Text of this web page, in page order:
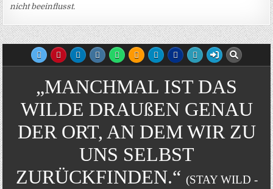
nicht beeinflusst.
„MANCHMAL IST DAS
WILDE DRAUßEN GENAU
DER ORT, AN DEM WIR ZU
UNS SELBST
ZURÜCKFINDEN.“ (STAY WILD -